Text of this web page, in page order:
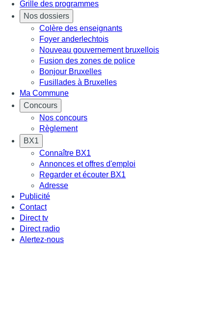
Grille des programmes
Nos dossiers
Colère des enseignants
Foyer anderlechtois
Nouveau gouvernement bruxellois
Fusion des zones de police
Bonjour Bruxelles
Fusillades à Bruxelles
Ma Commune
Concours
Nos concours
Règlement
BX1
Connaître BX1
Annonces et offres d'emploi
Regarder et écouter BX1
Adresse
Publicité
Contact
Direct tv
Direct radio
Alertez-nous